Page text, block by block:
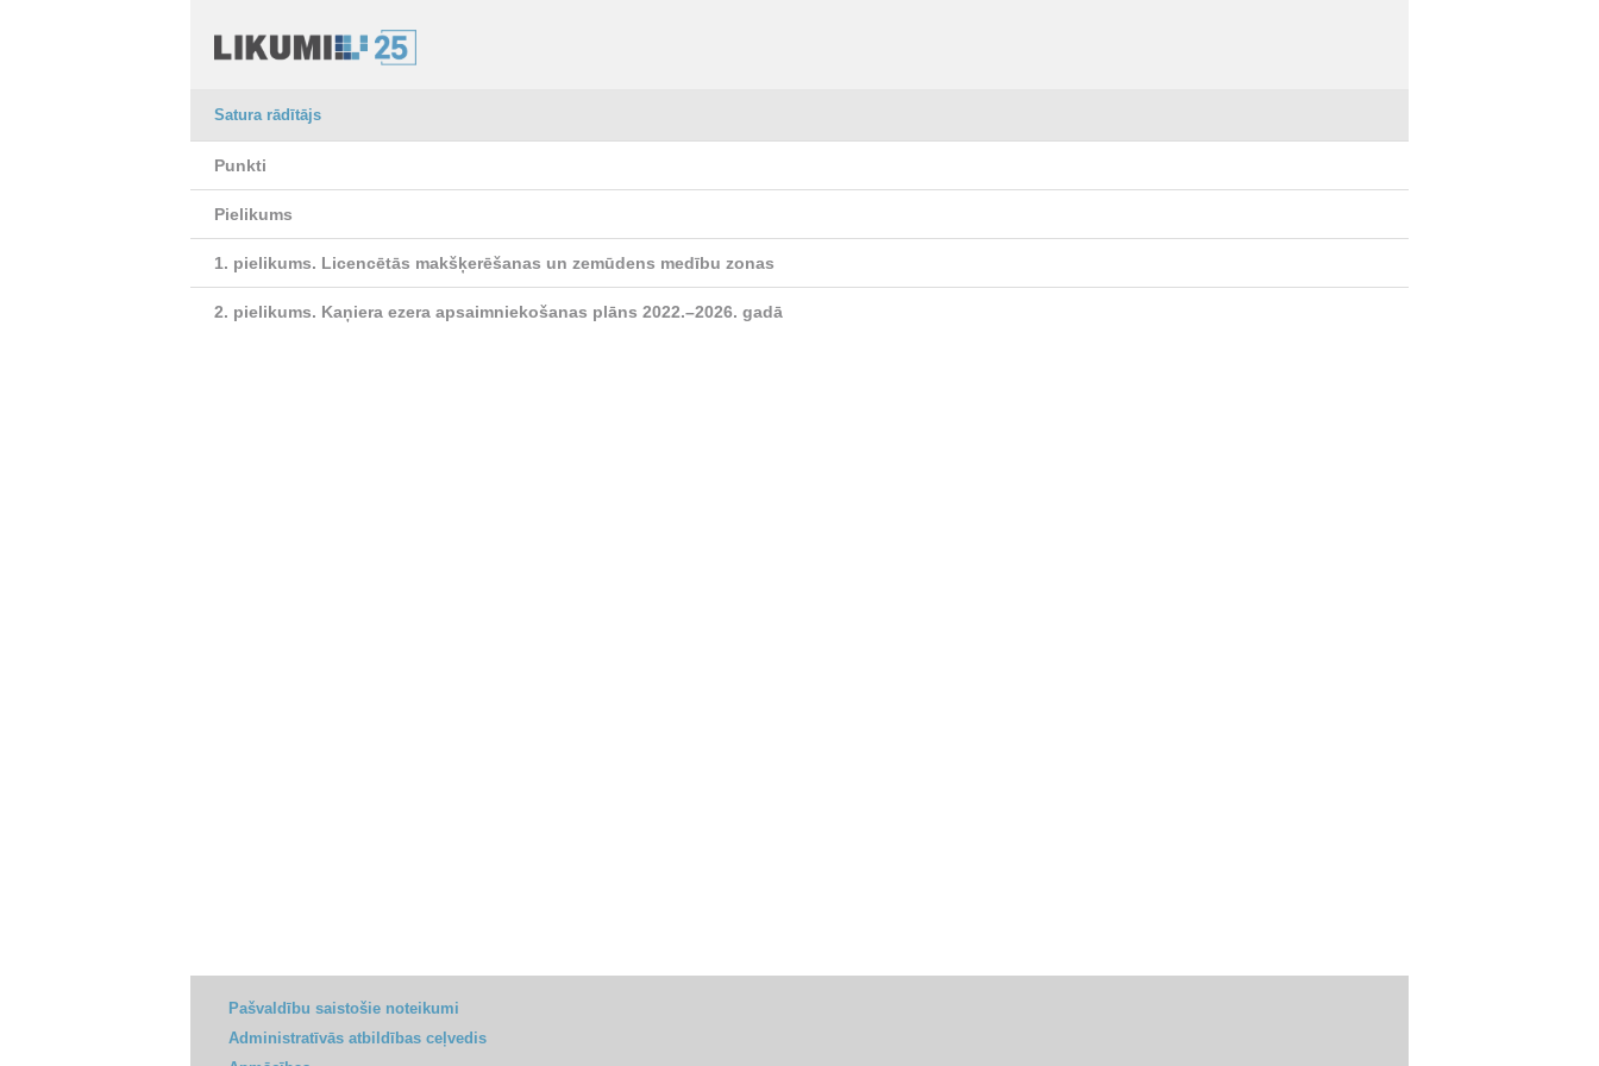
Satura rādītājs
Punkti
Pielikums
1. pielikums. Licencētās makšķerēšanas un zemūdens medību zonas
2. pielikums. Kaņiera ezera apsaimniekošanas plāns 2022.–2026. gadā
Pašvaldību saistošie noteikumi
Administratīvās atbildības ceļvedis